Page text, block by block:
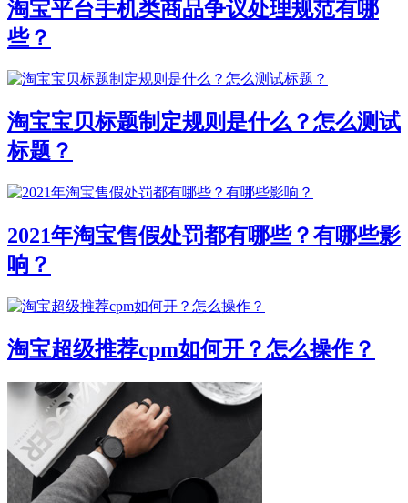
淘宝平台手机类商品争议处理规范有哪
些？
淘宝宝贝标题制定规则是什么？怎么测试
标题？
2021年淘宝售假处罚都有哪些？有哪些影
响？
淘宝超级推荐cpm如何开？怎么操作？